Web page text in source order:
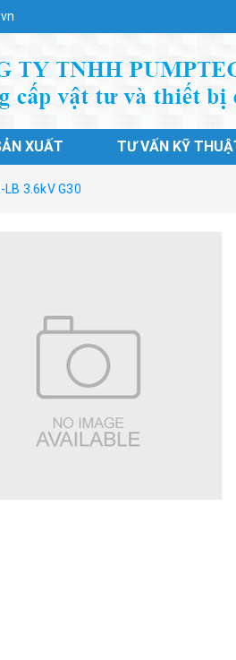
XUẤT TƯ VẤN KỸ
LB 3.6kV G30